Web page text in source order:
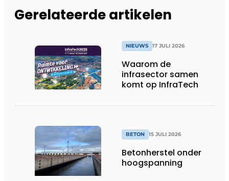
Gerelateerde artikelen
NIEUWS 17 JULI 2026
Waarom de
infrasector samen
komt op InfraTech
BETON 15 JULI 2026
Betonherstel onder
hoogspanning